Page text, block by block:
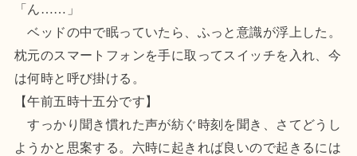
「ん……」
ベッドの中で眠っていたら、ふっと意識が浮上した。
枕元のスマートフォンを手に取ってスイッチを入れ、今
は何時と呼び掛ける。
【午前五時十五分です】
すっかり聞き慣れた声が紡ぐ時刻を聞き、さてどうし
ようかと思案する。六時に起きれば良いので起きるには